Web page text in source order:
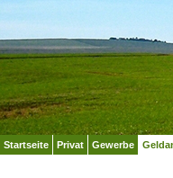
Startseite Privat Gewerbe